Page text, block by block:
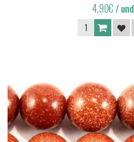
4,90€/ und